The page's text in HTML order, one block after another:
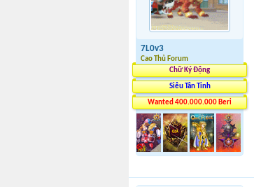
7L0v3
Cao Thủ Forum
Chữ Ký Động
Siêu Tân Tinh
Wanted 400.000.000 Beri